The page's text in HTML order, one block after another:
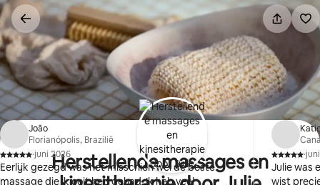
Ga
direct
naar
inhoud
Herstellende massages en
João
Florianópolis, Brazilië
,
·juni 2026
Eerlijk gezegd was het misschien wel de beste
massage die ik ooit heb gehad. Ik heb veel
,
·
Julie was
wist